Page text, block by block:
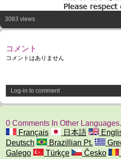
3083 views
コメント
コメントはありません
Log-in to comment
0 Comments In Other Languages.
Français
日本語
Deutsch
Brazillian Pt.
Galego
Türkçe Česko